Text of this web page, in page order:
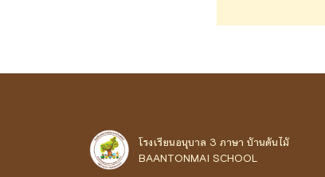
โรงเรียนอนุบาล 3 ภาษา บ้านต้นไม้
BAANTONMAI SCHOOL